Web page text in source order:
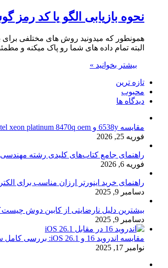
نحوه بازیابی الگو یا کد رمز
همونطور که میدونید روش های مختلفی
البته تمام داده های شما رو پاک میکنه و
بیشتر بخوانید »
تازه ترین
محبوب
دیدگاه ها
مقایسه 6538y و intel xeon platinum 8470q oem
فوریه 25, 2026
راهنمای جامع کتاب‌های کلیدی رشته
فوریه 6, 2026
راهنمای خرید اینورتر ارزان مناسب برای
دسامبر 9, 2025
بیشترین دلیل نارضایتی از کابین دوش
دسامبر 9, 2025
مقایسه اندروید 16 و iOS 26.1: بررسی کامل سرعت، امنیت و تجربه کاربری
نوامبر 17, 2025